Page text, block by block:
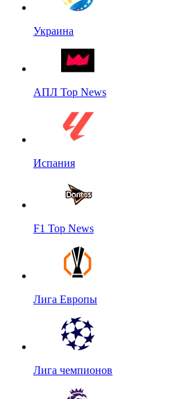
Украина
АПЛ Top News
Испания
F1 Top News
Лига Европы
Лига чемпионов